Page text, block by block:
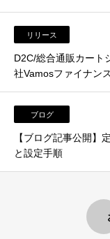
リリース
D2C/総合通販カート
社Vamosファイナン
ブログ
【ブログ記事公開】
と設定手順